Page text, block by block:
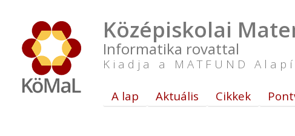
Középiskolai
Informatika rovattal
Kiadja a MATFUND
A lap Aktuális Cikkek